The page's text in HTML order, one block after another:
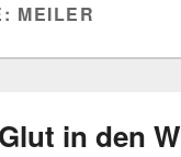
MEILER
in den